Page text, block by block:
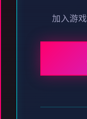
加入游